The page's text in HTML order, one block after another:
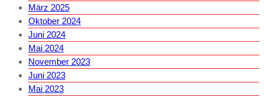
März 2025
Oktober 2024
Juni 2024
Mai 2024
November 2023
Juni 2023
Mai 2023